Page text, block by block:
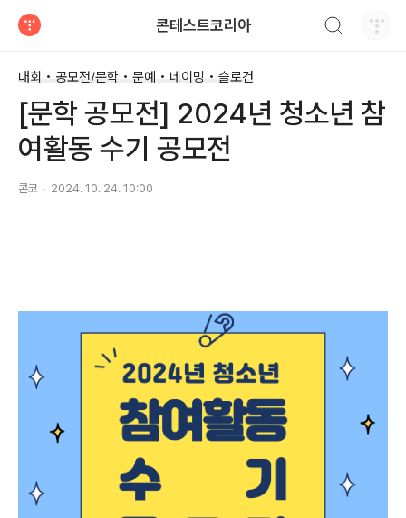
콘테스트코리아
대회 • 공모전/문학 • 문예 • 네이밍 • 슬로건
[문학 공모전] 2024년 청소년 참
여활동 수기 공모전
콘코 2024. 10. 24. 10:00